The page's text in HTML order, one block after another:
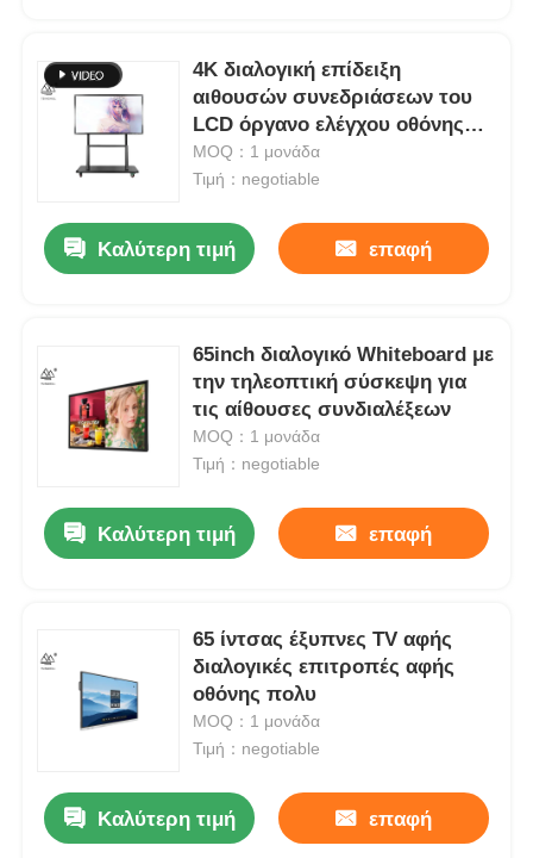
4K διαλογική επίδειξη
αιθουσών συνεδριάσεων του
LCD όργανο ελέγχου οθόνης
αφής 86 ίντσας
MOQ：1 μονάδα
Τιμή：negotiable
Καλύτερη τιμή επαφή
65inch διαλογικό Whiteboard με
την τηλεοπτική σύσκεψη για
τις αίθουσες συνδιαλέξεων
MOQ：1 μονάδα
Τιμή：negotiable
Καλύτερη τιμή επαφή
65 ίντσας έξυπνες TV αφής
διαλογικές επιτροπές αφής
οθόνης πολυ
MOQ：1 μονάδα
Τιμή：negotiable
Καλύτερη τιμή επαφή